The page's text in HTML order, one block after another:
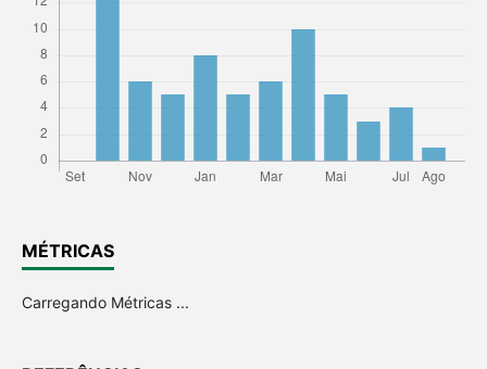
MÉTRICAS
Carregando Métricas ...